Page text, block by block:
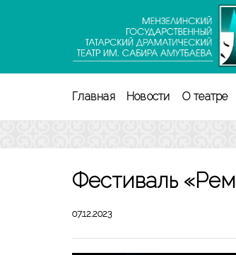
Enter)
Главная Новости О театре
Фестиваль
07.12.2023